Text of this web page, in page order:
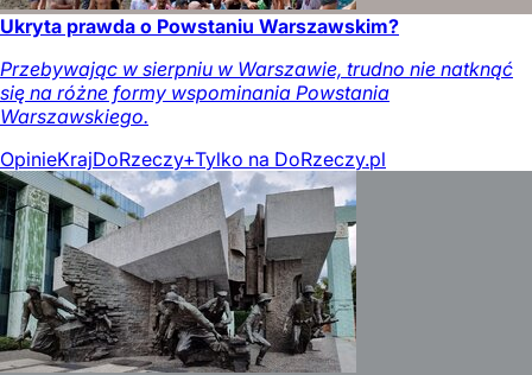
Ukryta prawda o Powstaniu Warszawskim?
Przebywając w sierpniu w Warszawie, trudno nie natknąć
się na różne formy wspominania Powstania
Warszawskiego.
OpinieKrajDoRzeczy+Tylko na DoRzeczy.pl